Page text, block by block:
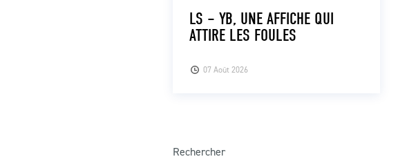
07 Août 2026
LS – YB, UNE AFFICHE QUI
ATTIRE LES FOULES
Rechercher